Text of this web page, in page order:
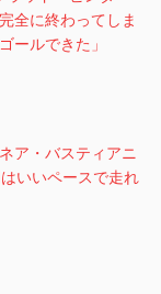
全に終わってしま
ールできた」
ア・バスティアニ
いいペースで走れ